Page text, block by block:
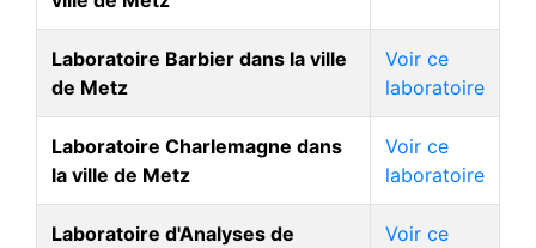
Laboratoire Barbier dans la ville
de Metz
Voir ce
laboratoire
Laboratoire Charlemagne dans
la ville de Metz
Voir ce
laboratoire
Laboratoire d'Analyses de
Voir ce